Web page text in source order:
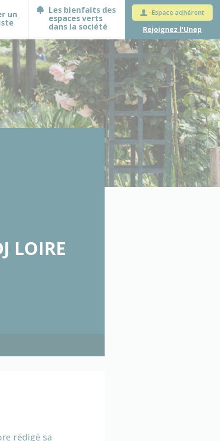
un Les bienfaits des
espaces verts
dans la société
Espace adhérent
Rejoignez l'Unep
LOIRE
rédigé sa